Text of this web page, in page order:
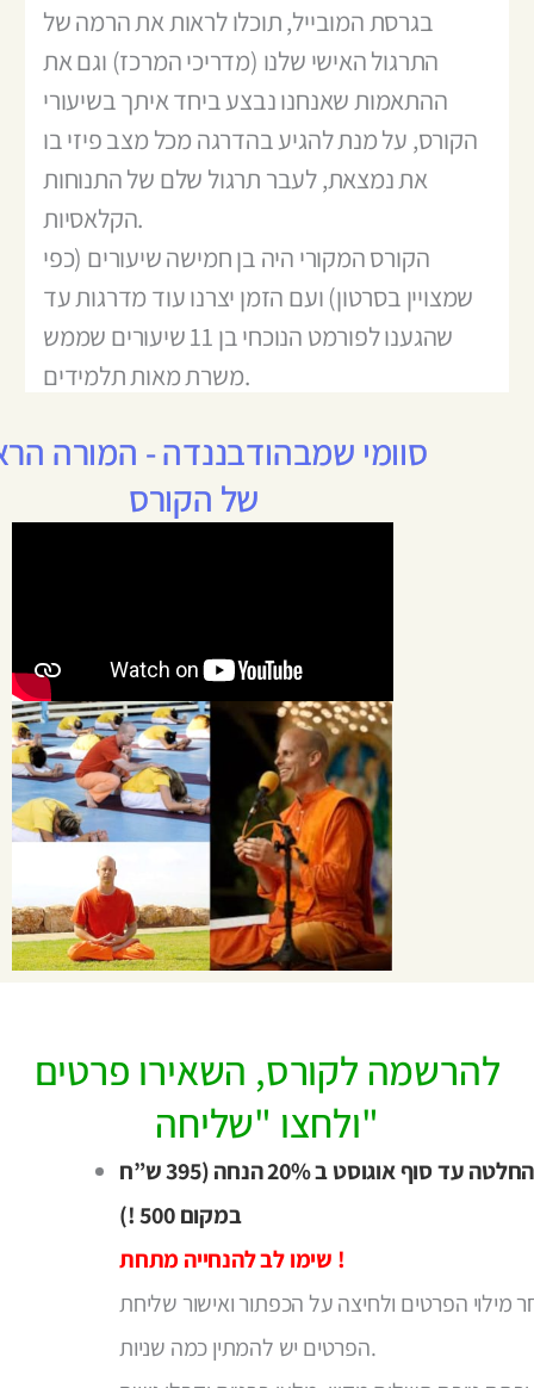
בגרסת המובייל, תוכלו לראות את הרמה של
התרגול האישי שלנו (מדריכי המרכז) וגם את
ההתאמות שאנחנו נבצע ביחד איתך בשיעורי
הקורס, על מנת להגיע בהדרגה מכל מצב פיזי בו
את נמצאת, לעבר תרגול שלם של התנוחות
הקלאסיות.
הקורס המקורי היה בן חמישה שיעורים (כפי
שמצויין בסרטון) ועם הזמן יצרנו עוד מדרגות עד
שהגענו לפורמט הנוכחי בן 11 שיעורים שממש
משרת מאות תלמידים.
סוומי שמבהודבננדה - המורה
של הקורס
להרשמה לקורס, השאירו פרטים
ולחצו "שליחה"
למהירי החלטה עד סוף אוגוסט ב 20% הנחה (395 ש”ח
במקום 500
!)
שימו לב להנחייה מתחת !
מילוי הפרטים ולחיצה על הכפתור ואישור שליחת
הפרטים יש להמתין כמה שניות.